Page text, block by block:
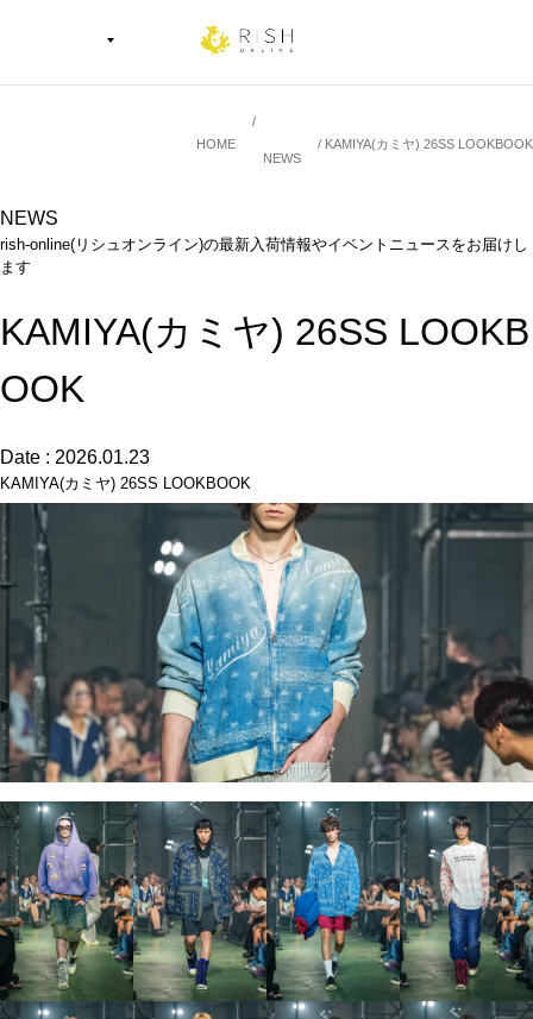
HOME
NEWS
KAMIYA(カミヤ) 26SS LOOKBOOK
NEWS
rish-online(リシュオンライン)の最新入荷情報やイベントニュースをお届けし
ます
KAMIYA(カミヤ) 26SS LOOKB
OOK
Date : 2026.01.23
KAMIYA(カミヤ) 26SS LOOKBOOK